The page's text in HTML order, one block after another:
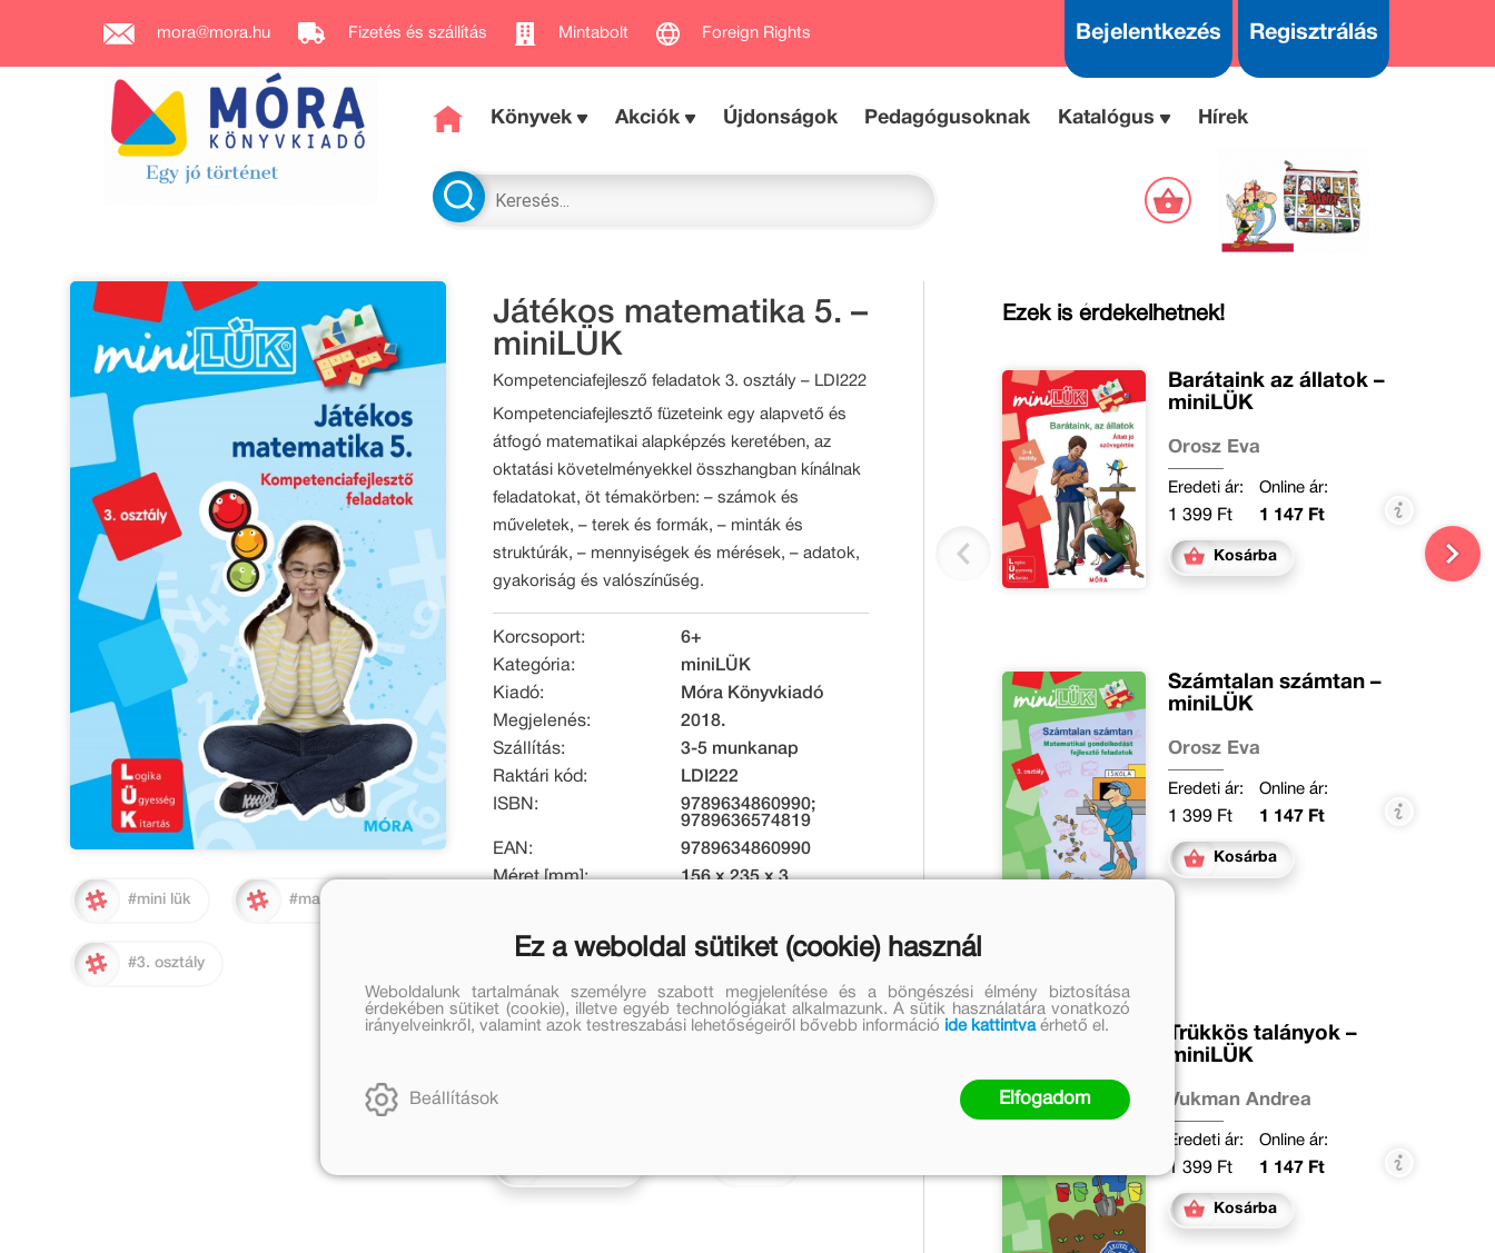
mora@mora.hu Fizetés és szállítás Mintabolt Foreign Rights Bejelentkezés Regisztrálás
Könyvek Akciók Újdonságok Pedagógusoknak Katalógus Hírek
#mini lük #matematika
#3. osztály
Játékos matematika 5. –
miniLÜK
Kompetenciafejlesző feladatok 3. osztály – LDI222
Kompetenciafejlesztő füzeteink egy alapvető és
átfogó matematikai alapképzés keretében, az
oktatási követelményekkel összhangban kínálnak
feladatokat, öt témakörben: – számok és
műveletek, – terek és formák, – minták és
struktúrák, – mennyiségek és mérések, – adatok,
gyakoriság és valószínűség.
Korcsoport:
6+
Kategória:
miniLÜK
Kiadó:
Móra Könyvkiadó
Megjelenés:
2018.
Szállítás:
3-5 munkanap
Raktári kód:
LDI222
ISBN:
9789634860990;
9789636574819
EAN:
9789634860990
Méret [mm]:
156 x 235 x 3
1 399 Ft
Online ár:
1 147 Ft
Ezek is érdekelhetnek!
Barátaink az állatok –
miniLÜK
Orosz Éva
Eredeti ár:
1 399 Ft
Online ár:
1 147 Ft
Kosárba
Számtalan számtan –
miniLÜK
Orosz Éva
Eredeti ár:
1 399 Ft
Online ár:
1 147 Ft
Kosárba
Trükkös talányok –
miniLÜK
Vukman Andrea
Eredeti ár:
1 399 Ft
Online ár:
1 147 Ft
Kosárba
Ez a weboldal sütiket (cookie) használ
Weboldalunk tartalmának személyre szabott megjelenítése és a böngészési élmény biztosítása
érdekében sütiket (cookie), illetve egyéb technológiákat alkalmazunk. A sütik használatára vonatkozó
irányelveinkről, valamint azok testreszabási lehetőségeiről bővebb információ ide kattintvaérhető el.
Beállítások Elfogadom